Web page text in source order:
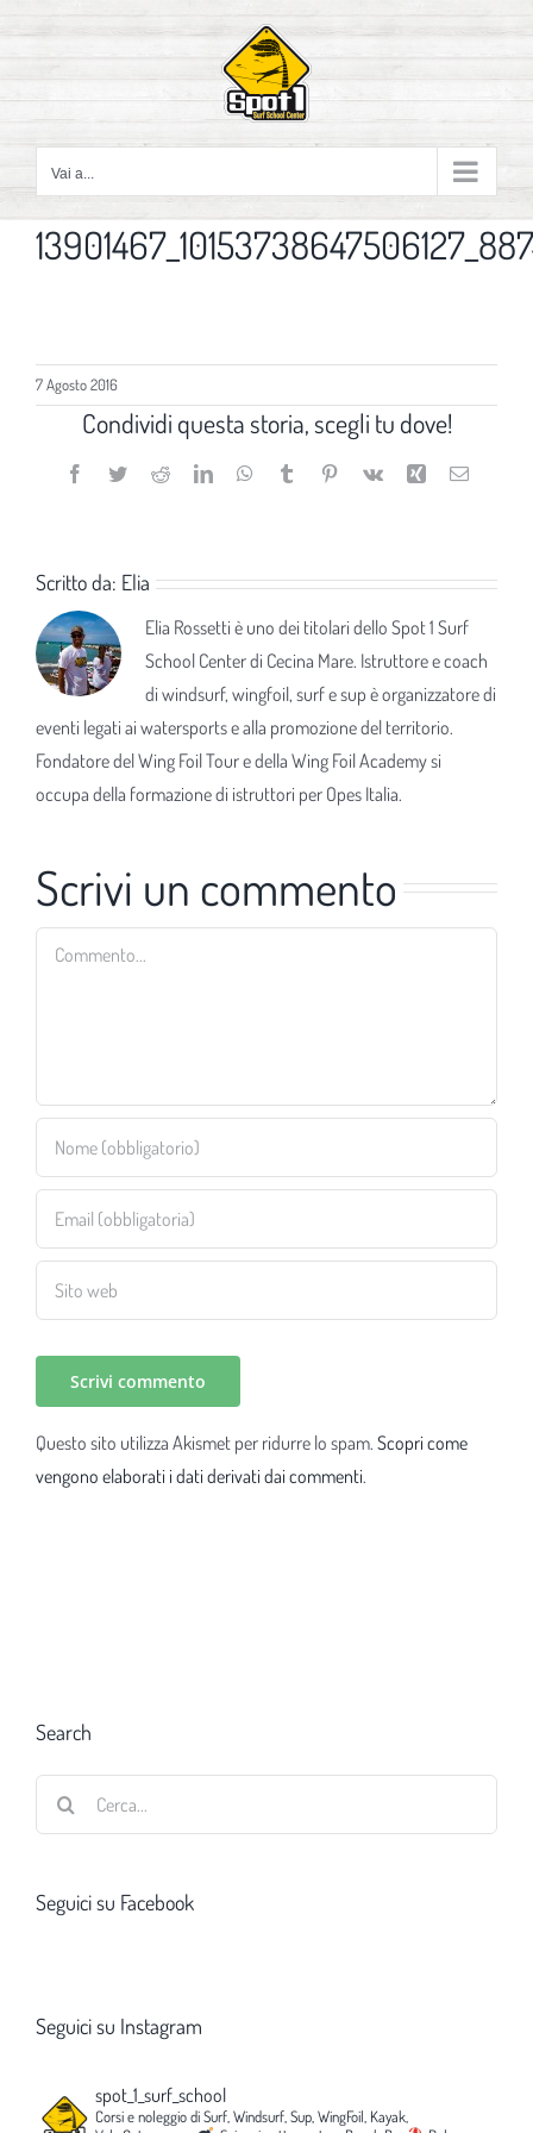
contenuto
Vai a...
7 Agosto 2016
Condividi questa storia, scegli tu dove!
Facebook
TwitterRedditLinkedInWhatsApp
TumblrPinterest
Vk Xing Email
Scritto da: Elia
Elia Rossetti è uno dei titolari dello Spot 1 Surf
School Center di Cecina Mare. Istruttore e coach
di windsurf, wingfoil, surf e sup è organizzatore di
eventi legati ai watersports e alla promozione del territorio.
Fondatore del Wing Foil Tour e della Wing Foil Academy si
occupa della formazione di istruttori per Opes Italia.
Scrivi un commento
Commento
Questo sito utilizza Akismet per ridurre lo spam. Scopri come
vengono elaborati i dati derivati dai commenti.
Search
Seguici su Facebook
Seguici su Instagram
spot_1_surf_school
Corsi e noleggio di Surf, Windsurf, Sup, WingFoil, Kayak,